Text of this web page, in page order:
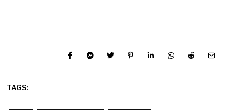
TAGS: